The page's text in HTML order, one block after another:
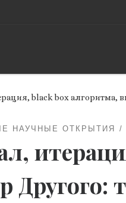
black box алгоритма,
НАУЧНЫЕ ОТКРЫТИЯ
Другого: